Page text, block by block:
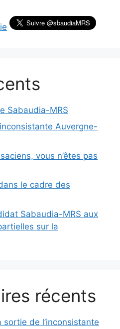
Sabaudia-MRS
Auvergne-
vous n’êtes pas
le cadre des
Sabaudia-MRS aux
sur la
récents
sortie de l’inconsistante